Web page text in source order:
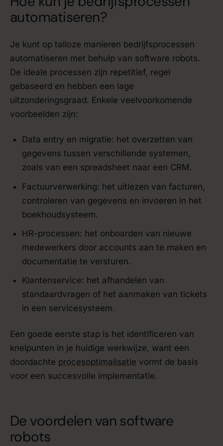
automatiseren?
Je kunt op talloze manieren bedrijfsprocessen
automatiseren met behulp van software robots.
De ideale processen zijn repetitief, regel
gebaseerd en hebben een lage
uitzonderingsgraad. Enkele veelvoorkomende
voorbeelden zijn:
Data entry en migratie: het overzetten van
gegevens tussen verschillende systemen,
zoals van een spreadsheet naar een CRM.
Factuurverwerking: het uitlezen van facturen,
controleren van gegevens en invoeren in het
boekhoudsysteem.
HR-processen: het onboarden van nieuwe
medewerkers door accounts aan te maken en
documentatie te versturen.
Klantenservice: het afhandelen van
standaardvragen of het aanmaken van tickets
in een servicesysteem.
Een goede eerste stap is het identificeren van
knelpunten in je huidige werkwijze, want een
doordachte procesoptimalisatie vormt de basis
voor een succesvolle implementatie.
De voordelen van software
robots